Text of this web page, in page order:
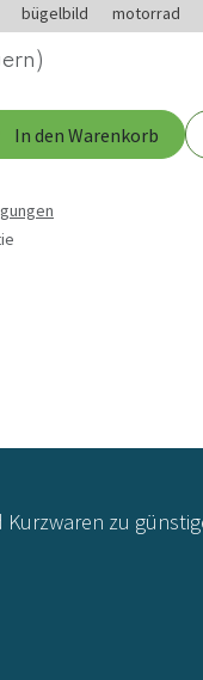
bügelbild motorrad
In den Warenkorb
zu